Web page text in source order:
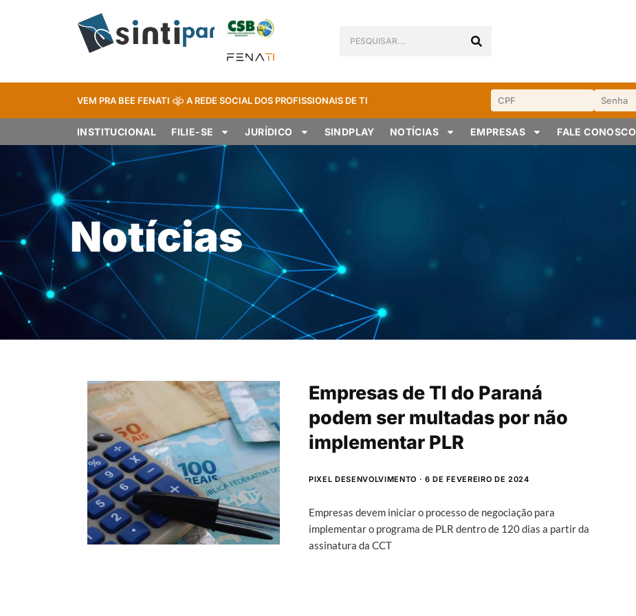
VEM PRA BEE FENATI A REDE SOCIAL DOS PROFISSIONAIS DE TI
INSTITUCIONAL FILIE-SE JURÍDICO SINDPLAY NOTÍCIAS EMPRESAS FALE CONOSCO
Notícias
Empresas de TI do Paraná
podem ser multadas por não
implementar PLR
PIXEL DESENVOLVIMENTO 6 DE FEVEREIRO DE 2024
Empresas devem iniciar o processo de negociação para
implementar o programa de PLR dentro de 120 dias a partir da
assinatura da CCT